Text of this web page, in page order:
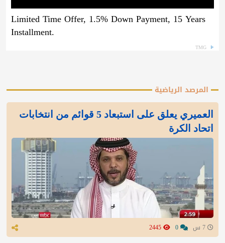
Limited Time Offer, 1.5% Down Payment, 15 Years
Installment.
TMG
المرصد الرياضية
العميري يعلق على استبعاد 5 قوائم من انتخابات
اتحاد الكرة